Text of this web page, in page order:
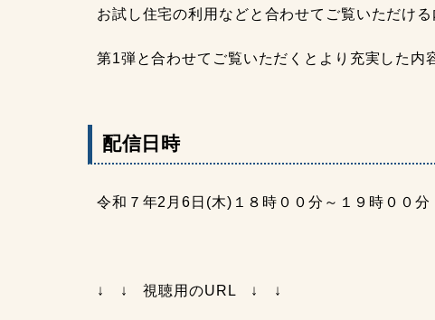
お試し住宅の利用などと合わせてご覧いただけ
第1弾と合わせてご覧いただくとより充実した内
配信日時
令和７年2月6日(木)１８時００分～１９時００分
↓ ↓ 視聴用のURL ↓ ↓